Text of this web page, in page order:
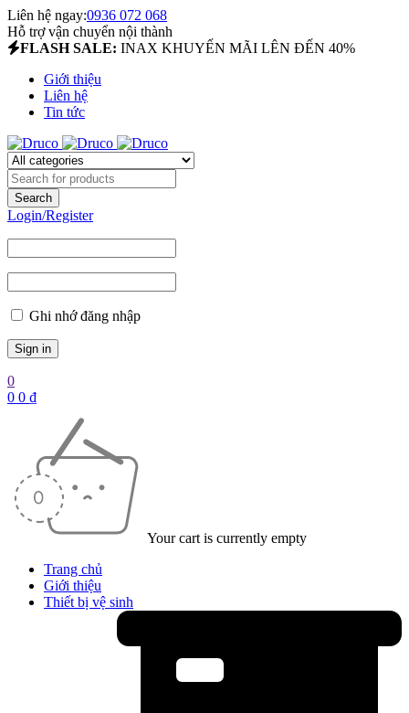
Liên hệ ngay:0936 072 068
Hỗ trợ vận chuyển nội thành
FLASH SALE: INAX KHUYẾN MÃI LÊN ĐẾN 40%
Giới thiệu
Liên hệ
Tin tức
Login/Register
Ghi nhớ đăng nhập
0
0 0 ₫
Your cart is currently empty
Trang chủ
Giới thiệu
Thiết bị vệ sinh